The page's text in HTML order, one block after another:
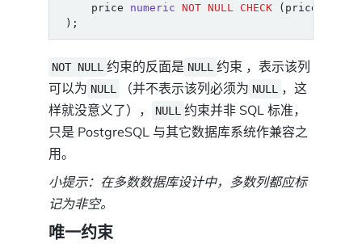
price
numeric NOT NULL CHECK ( price
);
NOT NULL 约束的反面是 NULL 约束 ，表示该列
可以为 NULL （并不表示该列必须为 NULL
，这
样就没意义了），
NULL 约束并非 SQL 标准，
只是 PostgreSQL 与其它数据库系统作兼容之
用。
小提示：在多数数据库设计中，多数列都应标
记为非空。
唯一约束